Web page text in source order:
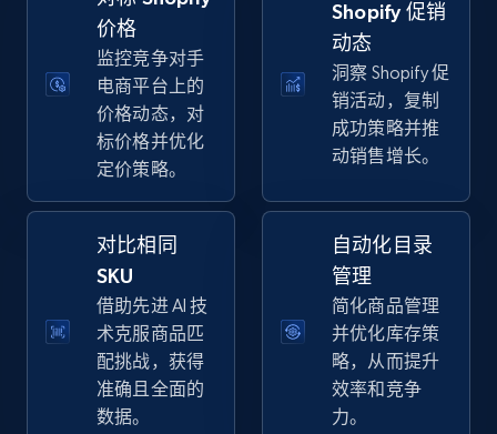
more.
5.6K+ 874+ 立即开始
using sku numbers
URL, Final price, Sku, Currency, Gtin,
Specifications, Image urls, Top reviews, and
more.
5.6K+ 874+ 立即开始
价格
监控竞争对手
电商平台上的
价格动态，对
标价格并优化
定价策略。
Shopify 促销
动态
洞察 Shopify 促
销活动，复制
成功策略并推
动销售增长。
对比相同
SKU
借助先进 AI 技
术克服商品匹
配挑战，获得
准确且全面的
数据。
自动化目录
管理
简化商品管理
并优化库存策
略，从而提升
效率和竞争
力。